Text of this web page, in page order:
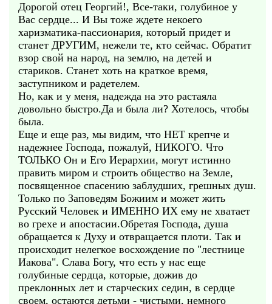
Дорогой отец Георгий!, Все-таки, голубиное у
Вас сердце... И Вы тоже ждете некоего
харизматика-пассионария, который придет и
станет ДРУГИМ, нежели те, кто сейчас. Обратит
взор свой на народ, на землю, на детей и
стариков. Станет хоть на краткое время,
заступником и радетелем.
Но, как и у меня, надежда на это растаяла
довольно быстро.Да и была ли? Хотелось, чтобы
была.
Еще и еще раз, мы видим, что НЕТ крепче и
надежнее Господа, пожалуй, НИКОГО. Что
ТОЛЬКО Он и Его Иерархии, могут истинно
править миром и строить общество на Земле,
посвященное спасению заблудших, грешных душ.
Только по Заповедям Божиим и может жить
Русский Человек и ИМЕННО ИХ ему не хватает
во грехе и апостасии.Обретая Господа, душа
обращается к Духу и отвращается плоти. Так и
происходит нелегкое восхождение по "лестнице
Иакова". Слава Богу, что есть у нас еще
голубиные сердца, которые, дожив до
преклонных лет и старческих седин, в сердце
своем, остаются детьми - чистыми, немного